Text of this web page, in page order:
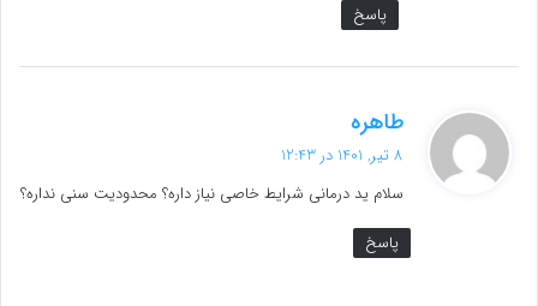
پاسخ
طاهره
ف
:
8 تیر, 1401 در 12:43
سلام ید درمانی شرایط خاصی نیاز داره؟ محدودیت سنی نداره؟
پاسخ